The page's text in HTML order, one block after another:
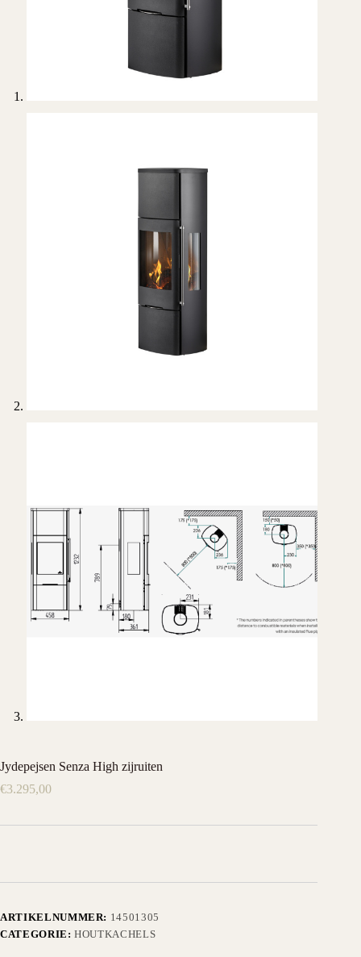
Jydepejsen Senza High zijruiten
€3.295,00
ARTIKELNUMMER: 14501305
CATEGORIE:HOUTKACHELS